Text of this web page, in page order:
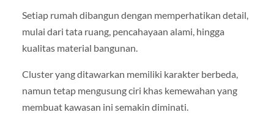
Setiap rumah dibangun dengan memperhatikan detail,
mulai dari tata ruang, pencahayaan alami, hingga
kualitas material bangunan.
Cluster yang ditawarkan memiliki karakter berbeda,
namun tetap mengusung ciri khas kemewahan yang
membuat kawasan ini semakin diminati.